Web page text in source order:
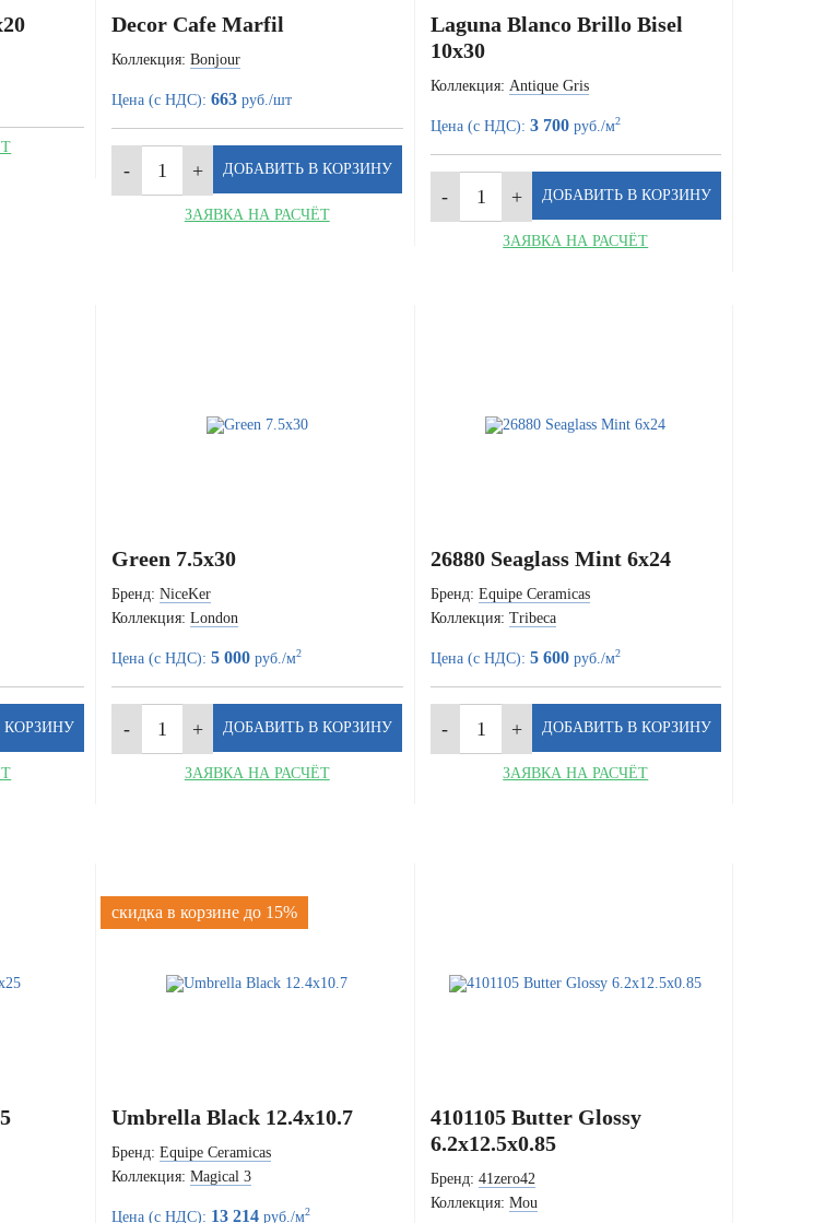
Decor Cafe Marfil
Коллекция: Bonjour
Цена (с НДС): 663 руб./шт
ЗАЯВКА НА РАСЧЁТ
Laguna Blanco Brillo Bisel
10x30
Коллекция: Antique Gris
Цена (с НДС): 3 700руб./м2
ЗАЯВКА НА РАСЧЁТ
Green 7.5x30
Бренд: NiceKer
Коллекция: London
Цена (с НДС): 5 000 руб./м2
ЗАЯВКА НА РАСЧЁТ
26880 Seaglass Mint 6x24
Бренд: Equipe Ceramicas
Коллекция: Tribeca
Цена (с НДС): 5 600руб./м2
ЗАЯВКА НА РАСЧЁТ
скидка в корзине до 15%
Umbrella Black 12.4x10.7
Бренд: Equipe Ceramicas
Коллекция: Magical 3
Цена (с НДС): 13 214 руб./м2
4101105 Butter Glossy
6.2x12.5x0.85
Бренд: 41zero42
Коллекция: Mou